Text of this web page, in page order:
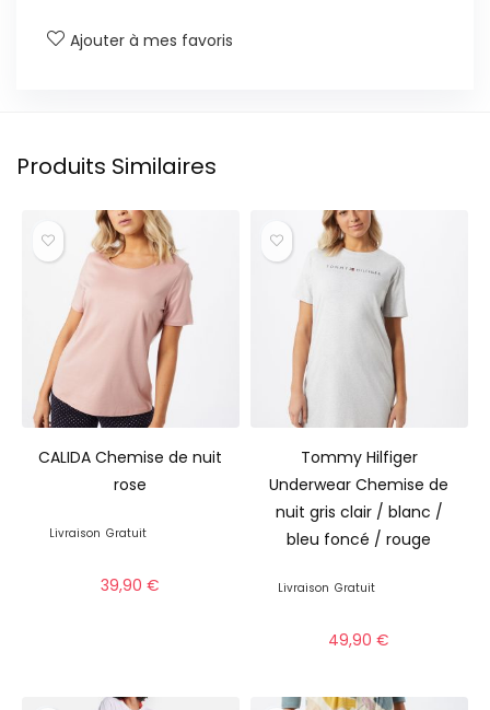
Ajouter à mes favoris
Produits Similaires
CALIDA Chemise de nuit
rose
Livraison Gratuit
39,90€
Tommy Hilfiger
Underwear Chemise de
nuit gris clair / blanc /
bleu foncé / rouge
Livraison Gratuit
49,90€